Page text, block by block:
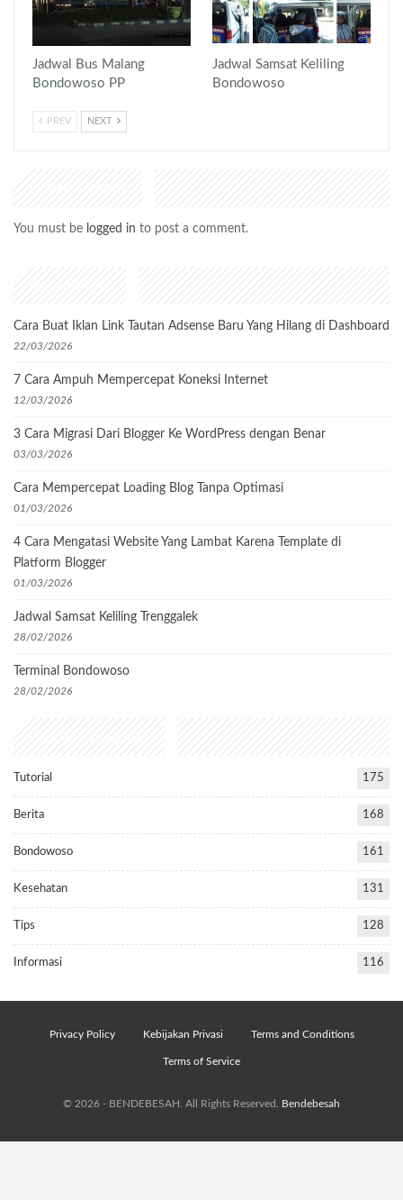
Jadwal Bus Malang
Bondowoso PP
Jadwal Samsat Keliling
Bondowoso
PREV NEXT
LEAVE A REPLY
You must be logged in to post a comment.
Recent Posts
Cara Buat Iklan Link Tautan Adsense Baru Yang Hilang di Dashboard
22/03/2026
7 Cara Ampuh Mempercepat Koneksi Internet
12/03/2026
3 Cara Migrasi Dari Blogger Ke WordPress dengan Benar
03/03/2026
Cara Mempercepat Loading Blog Tanpa Optimasi
01/03/2026
4 Cara Mengatasi Website Yang Lambat Karena Template di
Platform Blogger
01/03/2026
Jadwal Samsat Keliling Trenggalek
28/02/2026
Terminal Bondowoso
28/02/2026
Popular Categories
Tutorial 175
Berita 168
Bondowoso 161
Kesehatan 131
Tips 128
Informasi 116
Privacy Policy Kebijakan Privasi Terms and Conditions
Terms of Service
© 2026 - BENDEBESAH. All Rights Reserved. Bendebesah